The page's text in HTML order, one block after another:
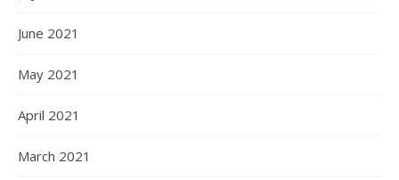
June 2021
May 2021
April 2021
March 2021